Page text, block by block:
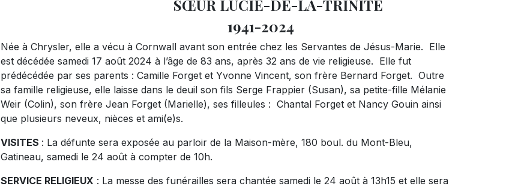
SŒUR LUCIE-DE-LA-TRINITÉ
1941-2024
Née à Chrysler, elle a vécu à Cornwall avant son entrée chez les Servantes de Jésus-Marie. Elle
est décédée samedi 17 août 2024 à l’âge de 83 ans, après 32 ans de vie religieuse. Elle fut
prédécédée par ses parents : Camille Forget et Yvonne Vincent, son frère Bernard Forget. Outre
sa famille religieuse, elle laisse dans le deuil son fils Serge Frappier (Susan), sa petite-fille Mélanie
Weir (Colin), son frère Jean Forget (Marielle), ses filleules : Chantal Forget et Nancy Gouin ainsi
que plusieurs neveux, nièces et ami(e)s.
VISITES : La défunte sera exposée au parloir de la Maison-mère, 180 boul. du Mont-Bleu,
Gatineau, samedi le 24 août à compter de 10h.
SERVICE RELIGIEUX : La messe des funérailles sera chantée samedi le 24 août à 13h15 et elle sera